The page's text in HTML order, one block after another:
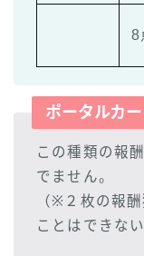
8
ポータルカ
この種類の報
でません。
（※２枚の報
ことはできない